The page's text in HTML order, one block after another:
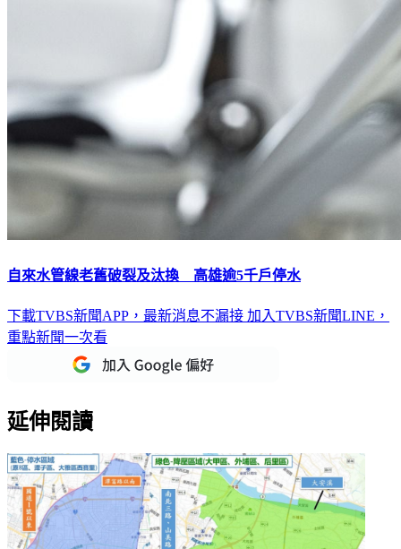
自來水管線老舊破裂及汰換 高雄逾5千戶停水
下載TVBS新聞APP，最新消息不漏接 加入TVBS新聞LINE，
重點新聞一次看
延伸閱讀